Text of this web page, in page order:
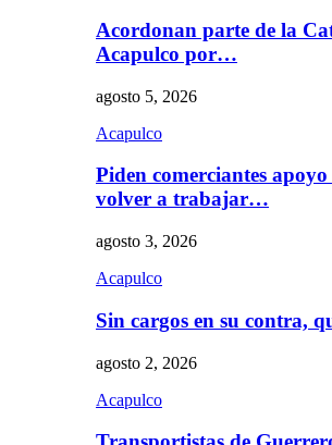
Acordonan parte de la
Acapulco por…
agosto 5, 2026
Acapulco
Piden comerciantes
volver a trabajar…
agosto 3, 2026
Acapulco
Sin cargos en su contra,
agosto 2, 2026
Acapulco